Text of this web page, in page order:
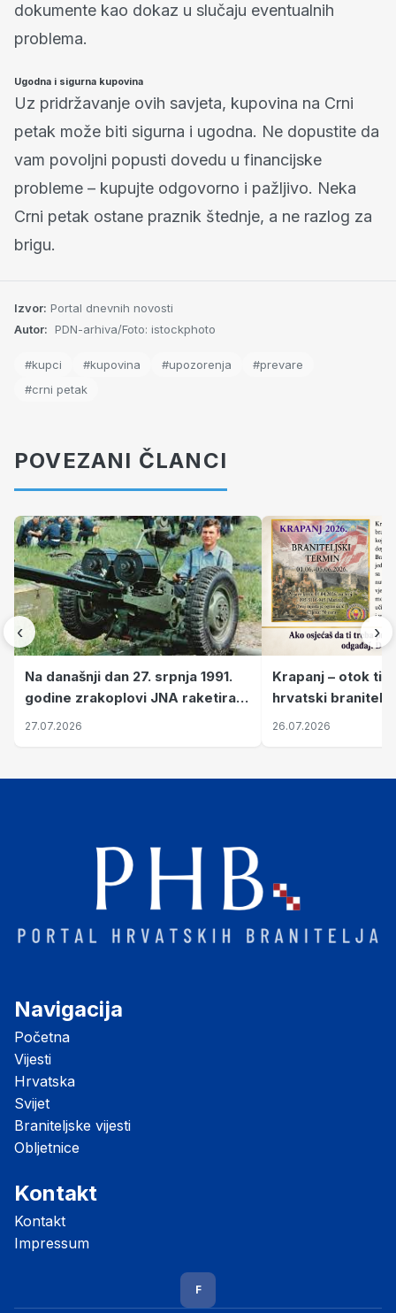
dokumente kao dokaz u slučaju eventualnih
problema.
Ugodna i sigurna kupovina
Uz pridržavanje ovih savjeta, kupovina na Crni
petak može biti sigurna i ugodna. Ne dopustite da
vam povoljni popusti dovedu u financijske
probleme – kupujte odgovorno i pažljivo. Neka
Crni petak ostane praznik štednje, a ne razlog za
brigu.
Izvor: Portal dnevnih novosti
Autor: PDN-arhiva/Foto: istockphoto
#kupci #kupovina #upozorenja
#prevare
#crni petak
POVEZANI ČLANCI
‹
Na današnji dan 27. srpnja 1991.
godine zrakoplovi JNA raketirali
su vojarnu i obučni centar "Nikola
27.07.2026
Krapanj – otok
hrvatski branitelji
pronalaze mir
26.07.2026
›
Navigacija
Početna
Vijesti
Hrvatska
Svijet
Braniteljske vijesti
Obljetnice
Kontakt
Kontakt
Impressum
F